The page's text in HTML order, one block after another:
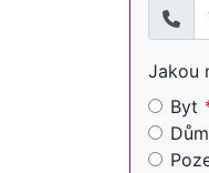
Jakou
Byt
Dům